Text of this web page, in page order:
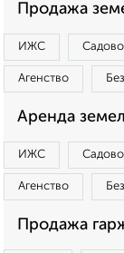
Продажа
ИЖС
Агенство
Аренда
ИЖС
Агенство
Продажа